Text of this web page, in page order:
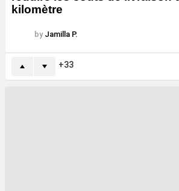
kilomètre
by Jamilla P.
33